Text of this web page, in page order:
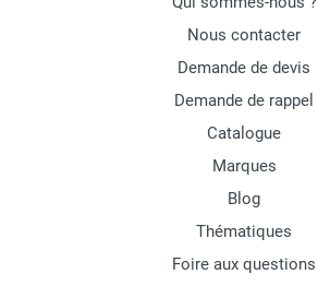
Nous contacter
Demande de devis
Demande de rappel
Catalogue
Marques
Blog
Thématiques
Foire aux questions